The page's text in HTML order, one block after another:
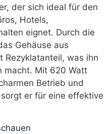
der sich ideal für den
Hotels,
eignet. Durch die
Gehäuse aus
Rezyklatanteil, was ihn
macht. Mit 620 Watt
Betrieb und
er für eine effektive